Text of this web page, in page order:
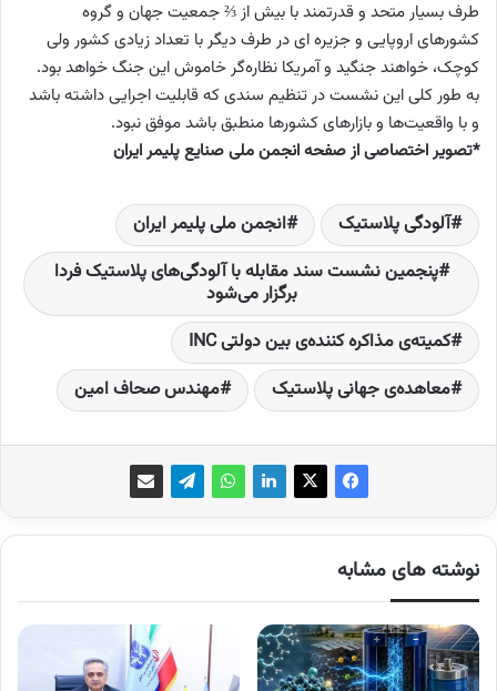
طرف بسیار متحد و قدرتمند با بیش از ⅔ جمعیت جهان و گروه
کشورهای اروپایی و جزیره ای در طرف دیگر با تعداد زیادی کشور ولی
کوچک، خواهند جنگید و آمریکا نظاره‌گر خاموش این جنگ خواهد بود.
به طور کلی این نشست در تنظیم سندی که قابلیت اجرایی داشته باشد
و با واقعیت‌ها و بازارهای کشورها منطبق باشد موفق نبود.
*تصویر اختصاصی از صفحه انجمن ملی صنایع پلیمر ایران
آلودگی پلاستیک
انجمن ملی پلیمر ایران
پنجمین نشست سند مقابله با آلودگی‌های پلاستیک فردا
برگزار می‌شود
کمیته‌ی مذاکره کننده‌ی بین دولتی INC
معاهده‌ی جهانی پلاستیک
مهندس صحاف امین
نوشته های مشابه